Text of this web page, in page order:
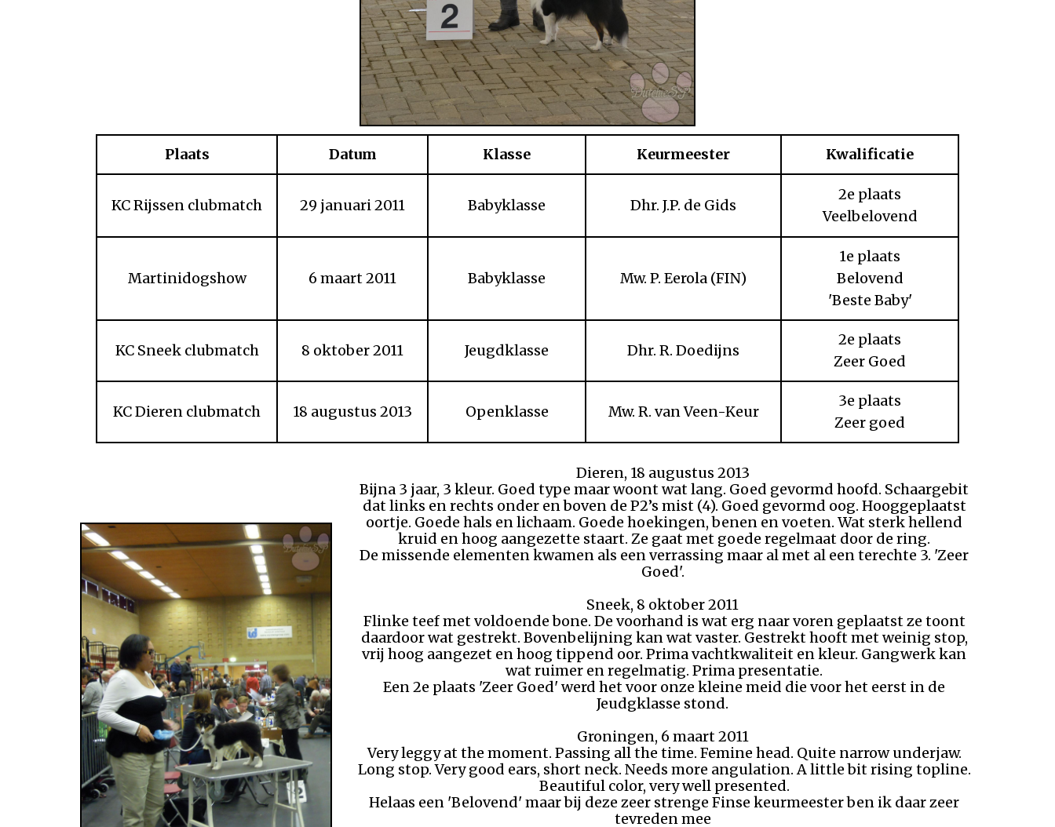
Plaats Datum Klasse Keurmeester Kwalificatie
KC Rijssen clubmatch 29 januari 2011 Babyklasse Dhr. J.P. de Gids
2e plaats
Veelbelovend
Martinidogshow 6 maart 2011 Babyklasse Mw. P. Eerola (FIN)
1e plaats
Belovend
'Beste Baby'
KC Sneek clubmatch 8 oktober 2011 Jeugdklasse Dhr. R. Doedijns
2e plaats
Zeer Goed
KC Dieren clubmatch 18 augustus 2013 Openklasse Mw. R. van Veen-Keur
3e plaats
Zeer goed
Dieren, 18 augustus 2013
Bijna 3 jaar, 3 kleur. Goed type maar woont wat lang. Goed gevormd hoofd. Schaargebit
dat links en rechts onder en boven de P2’s mist (4). Goed gevormd oog. Hooggeplaatst
oortje. Goede hals en lichaam. Goede hoekingen, benen en voeten. Wat sterk hellend
kruid en hoog aangezette staart. Ze gaat met goede regelmaat door de ring.
De missende elementen kwamen als een verrassing maar al met al een terechte 3. 'Zeer
Goed'.
Sneek, 8 oktober 2011
Flinke teef met voldoende bone. De voorhand is wat erg naar voren geplaatst ze toont
daardoor wat gestrekt. Bovenbelijning kan wat vaster. Gestrekt hooft met weinig stop,
vrij hoog aangezet en hoog tippend oor. Prima vachtkwaliteit en kleur. Gangwerk kan
wat ruimer en regelmatig. Prima presentatie.
Een 2e plaats 'Zeer Goed' werd het voor onze kleine meid die voor het eerst in de
Jeudgklasse stond.
Groningen, 6 maart 2011
Very leggy at the moment. Passing all the time. Femine head. Quite narrow underjaw.
Long stop. Very good ears, short neck. Needs more angulation. A little bit rising topline.
Beautiful color, very well presented.
Helaas een 'Belovend' maar bij deze zeer strenge Finse keurmeester ben ik daar zeer
tevreden mee